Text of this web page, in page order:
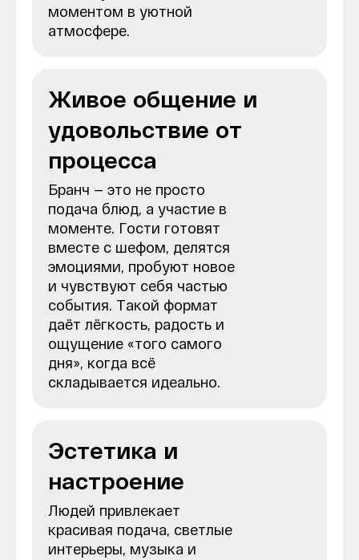
моментом в уютной
атмосфере.
Живое общение и
удовольствие от
процесса
Бранч — это не просто
подача блюд, а участие в
моменте. Гости готовят
вместе с шефом, делятся
эмоциями, пробуют новое
и чувствуют себя частью
события. Такой формат
даёт лёгкость, радость и
ощущение «того самого
дня», когда всё
складывается идеально.
Эстетика и
настроение
Людей привлекает
красивая подача, светлые
интерьеры, музыка и